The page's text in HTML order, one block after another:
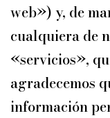
web») y, de
cualquiera de
«servicios»,
agradecemos
información